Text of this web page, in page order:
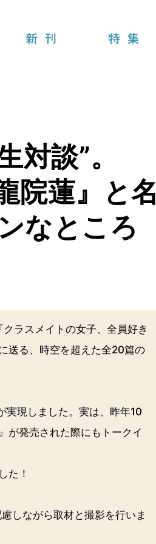
談”。
院蓮』と名
なところ
ラスメイトの女子、全員好き
送る、時空を超えた全20篇の
実現しました。実は、昨年10
が発売された際にもトークイ
た！
しながら取材と撮影を行いま